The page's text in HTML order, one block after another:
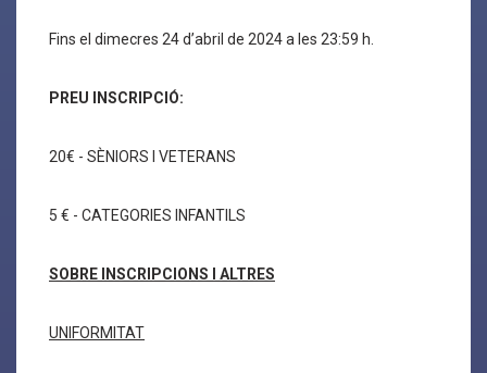
Fins el dimecres 24 d’abril de 2024 a les 23:59 h.
PREU INSCRIPCIÓ:
20€ - SÈNIORS I VETERANS
5 € - CATEGORIES INFANTILS
SOBRE INSCRIPCIONS I ALTRES
UNIFORMITAT